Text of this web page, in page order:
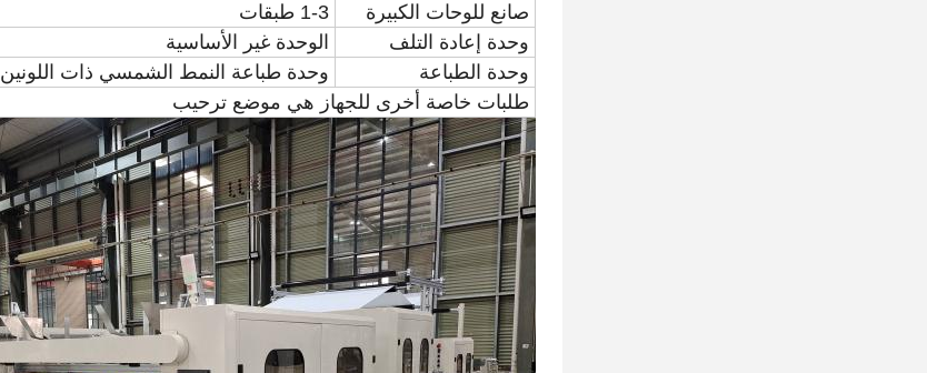
صانع للوحات الكبيرة
1-3 طبقات
وحدة إعادة التلف
الوحدة غير الأساسية
وحدة الطباعة
وحدة طباعة النمط الشمسي ذات اللونين
طلبات خاصة أخرى للجهاز هي موضع ترحيب